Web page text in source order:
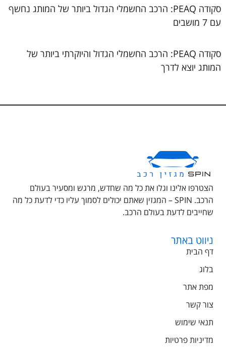
סקודה PEAQ: הרכב החשמלי הגדול ביותר של המותג נחשף
עם 7 מושבים
סקודה PEAQ: הרכב החשמלי הגדול והיוקרתי ביותר של
המותג יוצא לדרך
הצטרפו אלינו וגלו את כל מה שחדש, מרגש ומסעיר בעולם
הרכב. SPIN – המגזין שאתם יכולים לסמוך עליו כדי לדעת כל מה
שחייבים לדעת בעולם הרכב.
ניווט באתר
דף הבית
בלוג
מפת אתר
צור קשר
תנאי שימוש
מדיניות פרטיות